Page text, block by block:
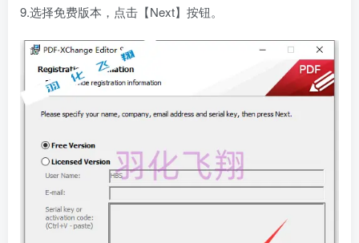
9.选择免费版本，点击【Next】按钮。